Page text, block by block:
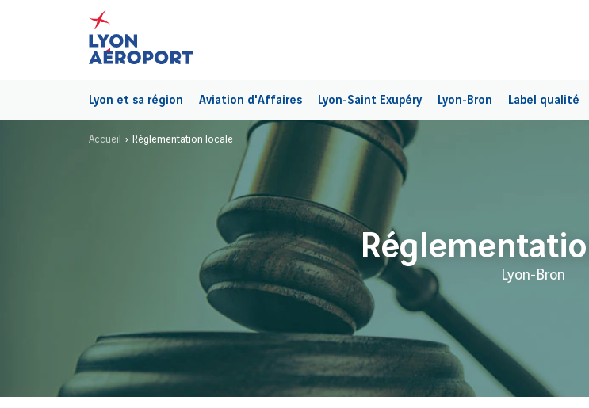
Lyon et sa région Aviation d'Affaires Lyon-Saint Exupéry Lyon-Bron Label qualité
Accueil Réglementation locale
Lyon-Bron